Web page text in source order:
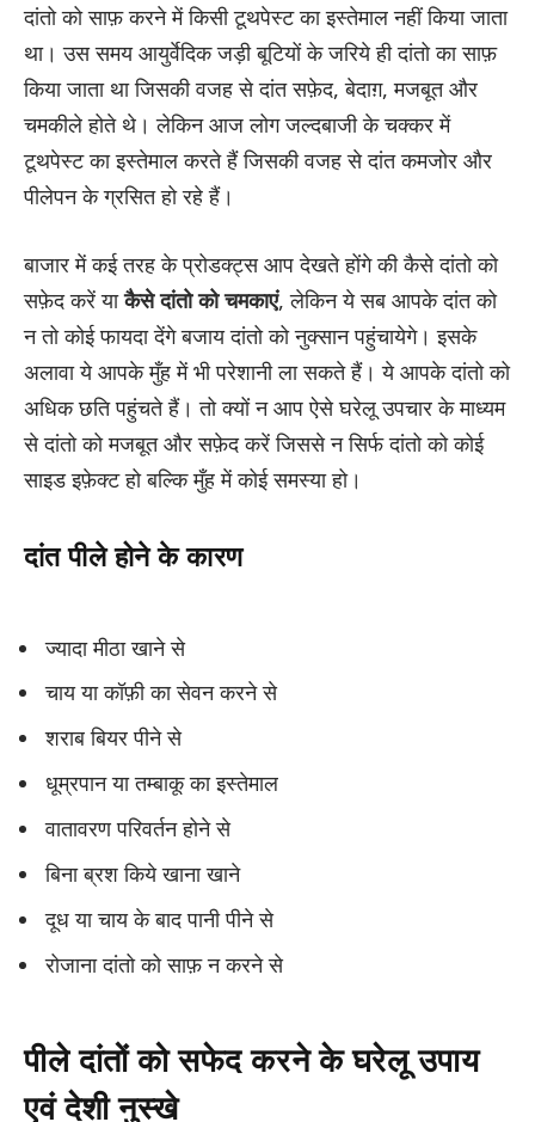
दांतो को साफ़ करने में किसी टूथपेस्ट का इस्तेमाल नहीं किया जाता
था। उस समय आयुर्वेदिक जड़ी बूटियों के जरिये ही दांतो का साफ़
किया जाता था जिसकी वजह से दांत सफ़ेद, बेदाग़, मजबूत और
चमकीले होते थे। लेकिन आज लोग जल्दबाजी के चक्कर में
टूथपेस्ट का इस्तेमाल करते हैं जिसकी वजह से दांत कमजोर और
पीलेपन के ग्रसित हो रहे हैं।
बाजार में कई तरह के प्रोडक्ट्स आप देखते होंगे की कैसे दांतो को
सफ़ेद करें याकैसे दांतो को चमकाएं, लेकिन ये सब आपके दांत को
न तो कोई फायदा देंगे बजाय दांतो को नुक्सान पहुंचायेगे। इसके
अलावा ये आपके मुँह में भी परेशानी ला सकते हैं। ये आपके दांतो को
अधिक छति पहुंचते हैं। तो क्यों न आप ऐसे घरेलू उपचार के माध्यम
से दांतो को मजबूत और सफ़ेद करें जिससे न सिर्फ दांतो को कोई
साइड इफ़ेक्ट हो बल्कि मुँह में कोई समस्या हो।
दांत पीले होने के कारण
ज्यादा मीठा खाने से
चाय या कॉफ़ी का सेवन करने से
शराब बियर पीने से
धूम्रपान या तम्बाकू का इस्तेमाल
वातावरण परिवर्तन होने से
बिना ब्रश किये खाना खाने
दूध या चाय के बाद पानी पीने से
रोजाना दांतो को साफ़ न करने से
पीले दांतों को सफेद करने के घरेलू उपाय
एवं देशी नुस्खे